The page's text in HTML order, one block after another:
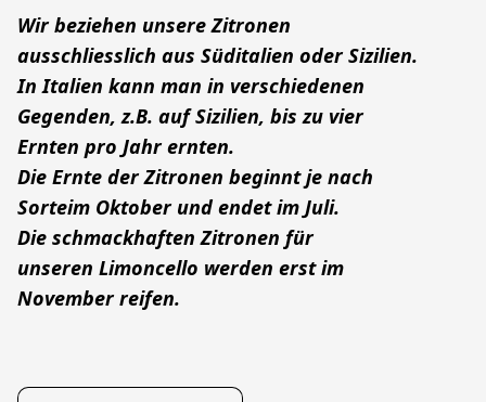
Wir beziehen unsere Zitronen
ausschliesslich aus Süditalien oder Sizilien.
In Italien kann man in verschiedenen
Gegenden, z.B. auf Sizilien, bis zu vier
Ernten pro Jahr ernten.
Die Ernte der Zitronen beginnt je nach
Sorteim Oktober und endet im Juli.
Die schmackhaften Zitronen für
unseren Limoncello werden erst im
November reifen.